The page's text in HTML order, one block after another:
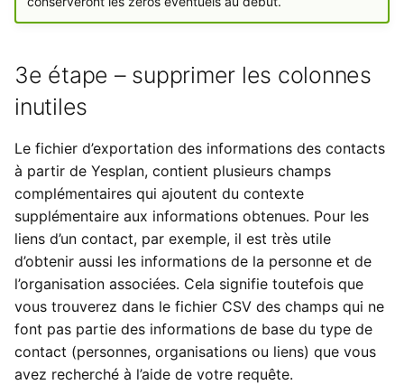
3e étape – supprimer les colonnes
inutiles
Le fichier d’exportation des informations des contacts
à partir de Yesplan, contient plusieurs champs
complémentaires qui ajoutent du contexte
supplémentaire aux informations obtenues. Pour les
liens d’un contact, par exemple, il est très utile
d’obtenir aussi les informations de la personne et de
l’organisation associées. Cela signifie toutefois que
vous trouverez dans le fichier CSV des champs qui ne
font pas partie des informations de base du type de
contact (personnes, organisations ou liens) que vous
avez recherché à l’aide de votre requête.